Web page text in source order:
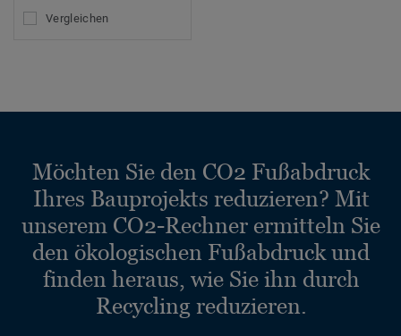
Vergleichen
Möchten Sie den CO2 Fußabdruck
Ihres Bauprojekts reduzieren? Mit
unserem CO2-Rechner ermitteln Sie
den ökologischen Fußabdruck und
finden heraus, wie Sie ihn durch
Recycling reduzieren.